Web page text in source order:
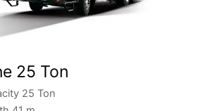
25 Ton
25 Ton